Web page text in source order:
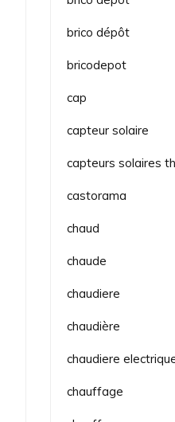
brico dépôt
bricodepot
cap
capteur solaire
capteurs solaires
castorama
chaud
chaude
chaudiere
chaudière
chaudiere
chauffage